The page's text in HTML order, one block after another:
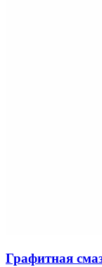
Графитная